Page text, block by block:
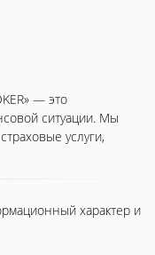
— это
ситуации. Мы
услуги,
характер и